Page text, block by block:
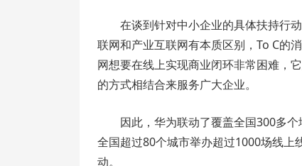
在谈到针对中小企业的具体扶持行
联网和产业互联网有本质区别，To C的
网想要在线上实现商业闭环非常困难，
的方式相结合来服务广大企业。
因此，华为联动了覆盖全国300多
全国超过80个城市举办超过1000场线上
动。